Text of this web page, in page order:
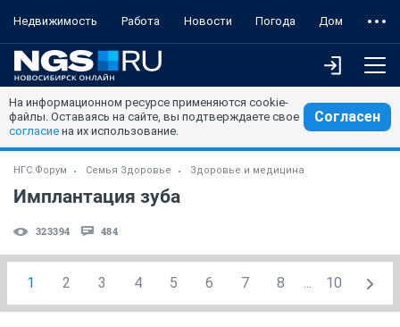
Недвижимость Работа Новости Погода Дом
На информационном ресурсе применяются cookie-
файлы. Оставаясь на сайте, вы подтверждаете свое
согласие на их использование.
Согласен
НГС.Форум Семья Здоровье Здоровье и медицина
Имплантация зуба
323394 484
1 2 3 4 5 6 7 8 ... 10